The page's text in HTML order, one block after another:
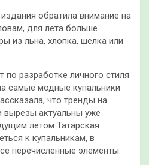
обратила внимание на
для лета больше
из льна, хлопка, шелка или
по разработке личного стиля
самые модные купальники
что тренды на
вырезы актуальны уже
летом Татарская
к купальникам, в
перечисленные элементы.